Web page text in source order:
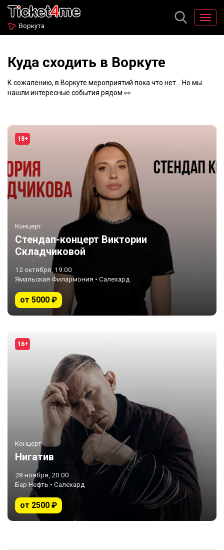
Воркута
Куда сходить в Воркуте
К сожалению, в Воркуте мероприятий пока что нет... Но мы
нашли интересные события рядом 👀
18+
Концерт
Стендап-концерт Виктории
Складчиковой
12 октября, 19:00
Ямальская Филармония • Салехард
от 5000 ₽
16+
Концерт
Нигатив
28 ноября, 20:00
Бар Нефть • Салехард
от 2500 ₽